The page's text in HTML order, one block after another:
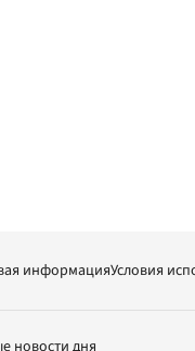
информацияУсловия
новости дня